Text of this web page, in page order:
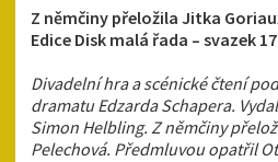
Z němčiny přeložila Jitka
Edice Disk malá řada – svazek
Divadelní hra a scénické čtení
dramatu Edzarda Schapera.
Simon Helbling. Z němčiny
Pelechová. Předmluvou opatřil